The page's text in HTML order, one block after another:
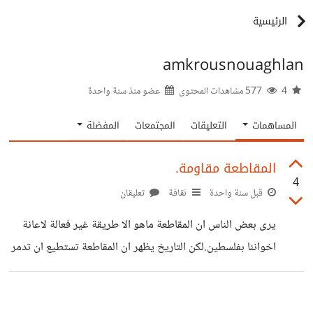
الرئيسية
amkrousnouaghlan
عضو منذسنة واحدة
المساهمات التعليقات المجتمعات المفضلة
4
المقاطعة مقاومة.
قبل سنة واحدة ثقافة تعليقان
يرى بعض الناس ان المقاطعة ماهو الا طريقة غير فعالة لاعانة
اخواننا بفلسطين.لكن التاريخ يظهر ان المقاطعة تستطيع ان تدمر
شركات،فب حركة المقاطعة(BDS)انخفضت معدلات ارباح بعض